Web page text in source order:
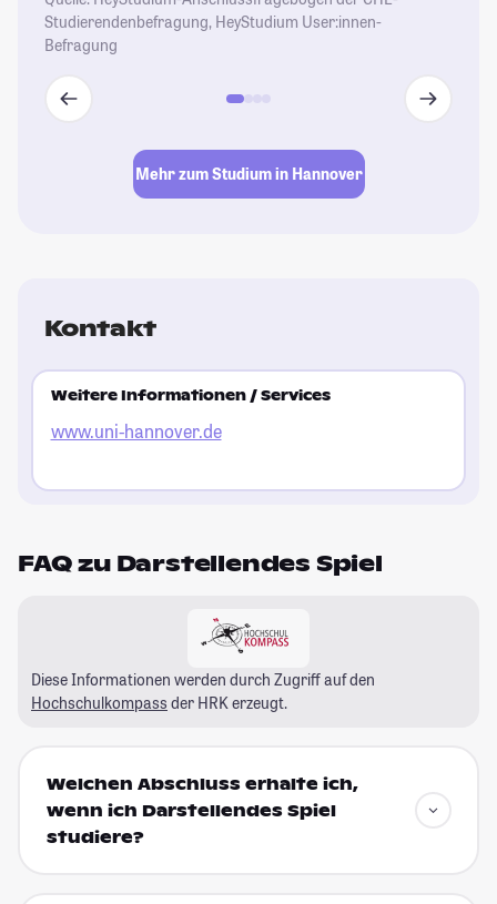
Studierendenbefragung, HeyStudium User:innen-
Befragung
Mehr zum Studium in Hannover
Kontakt
Weitere Informationen / Services
www.uni-hannover.de
FAQ zu Darstellendes Spiel
Diese Informationen werden durch Zugriff auf den
Hochschulkompass der HRK erzeugt.
Welchen Abschluss erhalte ich,
wenn ich Darstellendes Spiel
studiere?